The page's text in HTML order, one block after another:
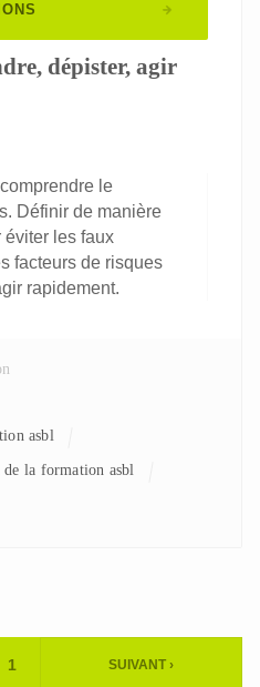
dépister, agir
le
Définir de manière
éviter les faux
facteurs de risques
rapidement.
asbl
de la formation asbl
PAGE
1 SUIVANT ›